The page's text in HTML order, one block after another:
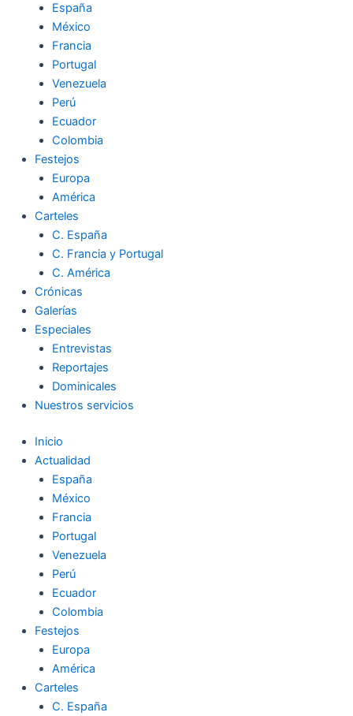
España
México
Francia
Portugal
Venezuela
Perú
Ecuador
Colombia
Festejos
Europa
América
Carteles
C. España
C. Francia y Portugal
C. América
Crónicas
Galerías
Especiales
Entrevistas
Reportajes
Dominicales
Nuestros servicios
Inicio
Actualidad
España
México
Francia
Portugal
Venezuela
Perú
Ecuador
Colombia
Festejos
Europa
América
Carteles
C. España